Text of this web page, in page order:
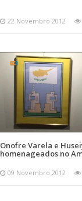
22 Novembro 2012
Onofre Varela e
homenageados no
09 Novembro 2012